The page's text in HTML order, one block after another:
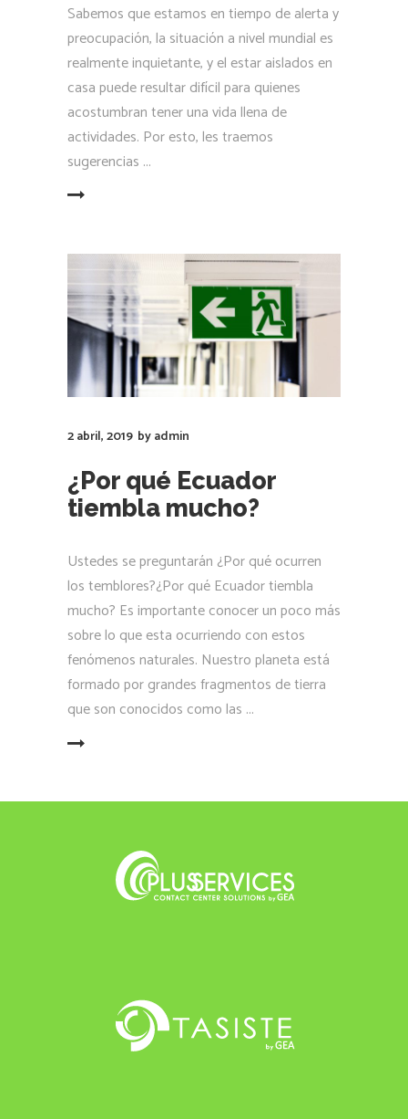
Sabemos que estamos en tiempo de alerta y
preocupación, la situación a nivel mundial es
realmente inquietante, y el estar aislados en
casa puede resultar difícil para quienes
acostumbran tener una vida llena de
actividades. Por esto, les traemos
sugerencias
2 abril, 2019 byadmin
¿Por qué Ecuador
tiembla mucho?
Ustedes se preguntarán ¿Por qué ocurren
los temblores?¿Por qué Ecuador tiembla
mucho? Es importante conocer un poco más
sobre lo que esta ocurriendo con estos
fenómenos naturales. Nuestro planeta está
formado por grandes fragmentos de tierra
que son conocidos como las